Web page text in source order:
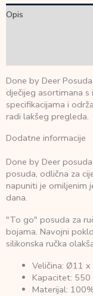
Opis
Done by Deer
dječijeg asortimana s
specifikacijama i
radi lakšeg pregleda.
Dodatne informacije
Done by Deer
posuda, odlična za
napuniti je omiljenim
dana.
"To go" posuda za
bojama. Navojni
silikonska ručka
Veličina: Ø11
Kapacitet: 550
Materijal: